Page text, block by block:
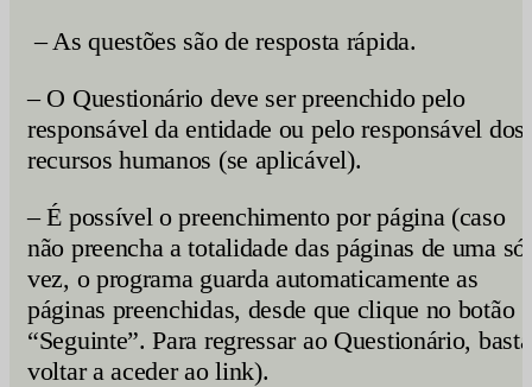
– As questões são de resposta rápida.
– O Questionário deve ser preenchido pelo
responsável da entidade ou pelo responsável dos
recursos humanos (se aplicável).
– É possível o preenchimento por página (caso
não preencha a totalidade das páginas de uma só
vez, o programa guarda automaticamente as
páginas preenchidas, desde que clique no botão
“Seguinte”. Para regressar ao Questionário, basta
voltar a aceder ao link).